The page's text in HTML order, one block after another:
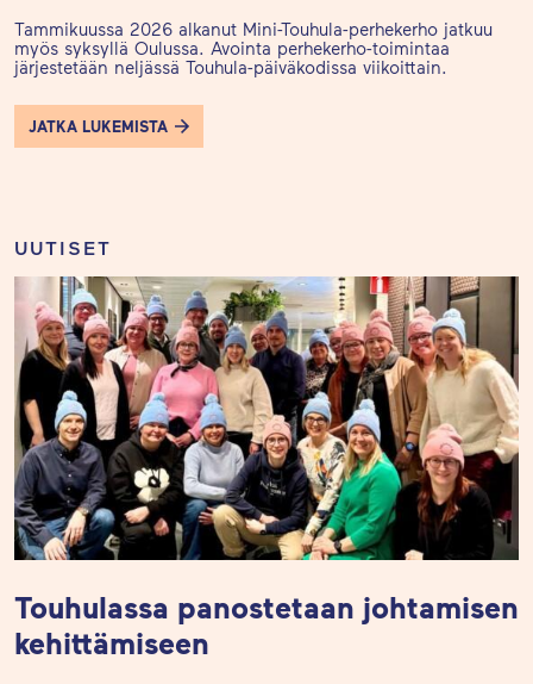
Tammikuussa 2026 alkanut Mini-Touhula-perhekerho jatkuu
myös syksyllä Oulussa. Avointa perhekerho-toimintaa
järjestetään neljässä Touhula-päiväkodissa viikoittain.
JATKA LUKEMISTA
UUTISET
Touhulassa panostetaan johtamisen
kehittämiseen